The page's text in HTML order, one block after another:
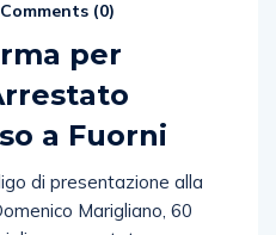
per
a Fuorni
di presentazione alla